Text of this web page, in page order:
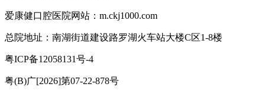
爱康健口腔医院网站：m.ckj1000.com
总院地址：南湖街道建设路罗湖火车站大楼C区1-8楼
粤ICP备12058131号-4
粤(B)广[2026]第07-22-878号